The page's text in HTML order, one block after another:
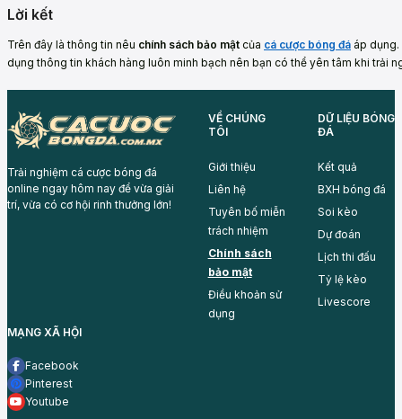
Lời kết
Trên đây là thông tin nêu chính sách bảo mật của cá cược bóng đá áp
dụng thông tin khách hàng luôn minh bạch nên bạn có thể yên tâm khi trải
Trải nghiệm cá cược bóng đá
online ngay hôm nay để vừa giải
trí, vừa có cơ hội rinh thưởng lớn!
VỀ CHÚNG
TÔI
Giới thiệu
Liên hệ
Tuyên bố miễn
trách nhiệm
Chính sách
bảo mật
Điều khoản sử
dụng
DỮ LIỆU BÓNG
ĐÁ
Kết quả
BXH bóng đá
Soi kèo
Dự đoán
Lịch thi đấu
Tỷ lệ kèo
Livescore
MẠNG XÃ HỘI
Facebook
Pinterest
Youtube